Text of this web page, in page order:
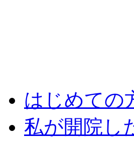
はじめての
私が開院し